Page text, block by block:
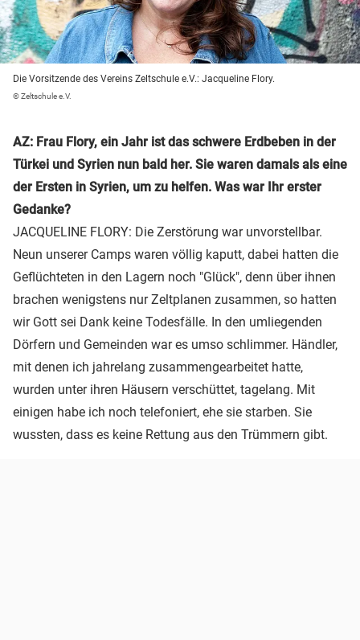
Die Vorsitzende des Vereins Zeltschule e.V.: Jacqueline Flory.
© Zeltschule e.V.
AZ: Frau Flory, ein Jahr ist das schwere Erdbeben in der
Türkei und Syrien nun bald her. Sie waren damals als eine
der Ersten in Syrien, um zu helfen. Was war Ihr erster
Gedanke?
JACQUELINE FLORY: Die Zerstörung war unvorstellbar.
Neun unserer Camps waren völlig kaputt, dabei hatten die
Geflüchteten in den Lagern noch "Glück", denn über ihnen
brachen wenigstens nur Zeltplanen zusammen, so hatten
wir Gott sei Dank keine Todesfälle. In den umliegenden
Dörfern und Gemeinden war es umso schlimmer. Händler,
mit denen ich jahrelang zusammengearbeitet hatte,
wurden unter ihren Häusern verschüttet, tagelang. Mit
einigen habe ich noch telefoniert, ehe sie starben. Sie
wussten, dass es keine Rettung aus den Trümmern gibt.